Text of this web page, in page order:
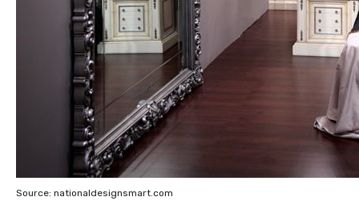
Source: nationaldesignsmart.com